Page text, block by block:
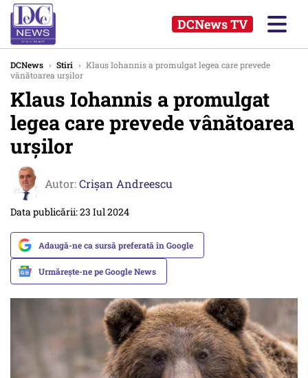
DCNews TV
DCNews › Stiri › Klaus Iohannis a promulgat legea care prevede
vânătoarea urșilor
Klaus Iohannis a promulgat
legea care prevede vânătoarea
urșilor
Autor:Crişan Andreescu
Data publicării: 23 Iul 2024
Adaugă-ne ca sursă preferată în Google
Urmărește-ne pe Google News